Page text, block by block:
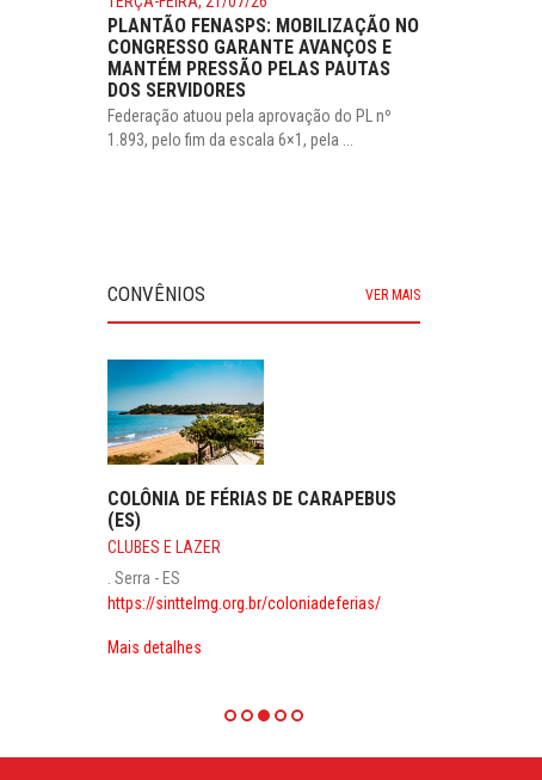
PLANTÃO FENASPS: MOBILIZAÇÃO NO
CONGRESSO GARANTE AVANÇOS E
MANTÉM PRESSÃO PELAS PAUTAS
DOS SERVIDORES
Federação atuou pela aprovação do PL nº
1.893, pelo fim da escala 6×1, pela ...
CONVÊNIOS VER MAIS
COLÔNIA DE FÉRIAS DE CARAPEBUS
(ES)
CLUBES E LAZER
. Serra - ES
https://sinttelmg.org.br/coloniadeferias/
Mais detalhes